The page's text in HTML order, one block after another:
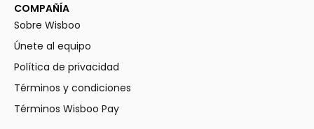
COMPAÑÍA
Sobre Wisboo
Únete al equipo
Política de privacidad
Términos y condiciones
Términos Wisboo Pay